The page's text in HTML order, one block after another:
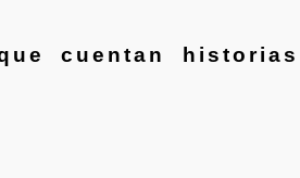
cuentan historias